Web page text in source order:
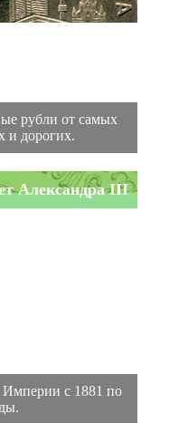
рубли от самых
и дорогих.
Александра III
с 1881 по